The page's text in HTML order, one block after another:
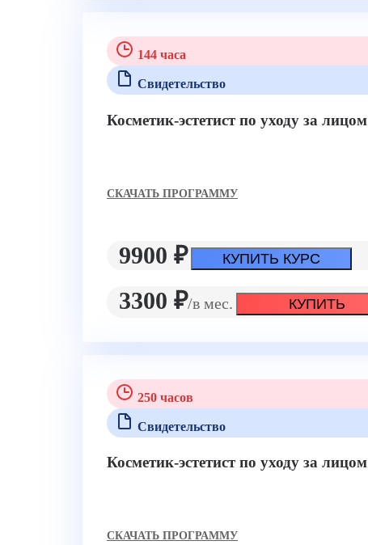
144 часа
Свидетельство
Косметик-эстетист по уходу за лицом
CКАЧАТЬ ПРОГРАММУ
9900 ₽ КУПИТЬ КУРС
3300 ₽/в мес. КУПИТЬ
250 часов
Свидетельство
Косметик-эстетист по уходу за лицом
CКАЧАТЬ ПРОГРАММУ